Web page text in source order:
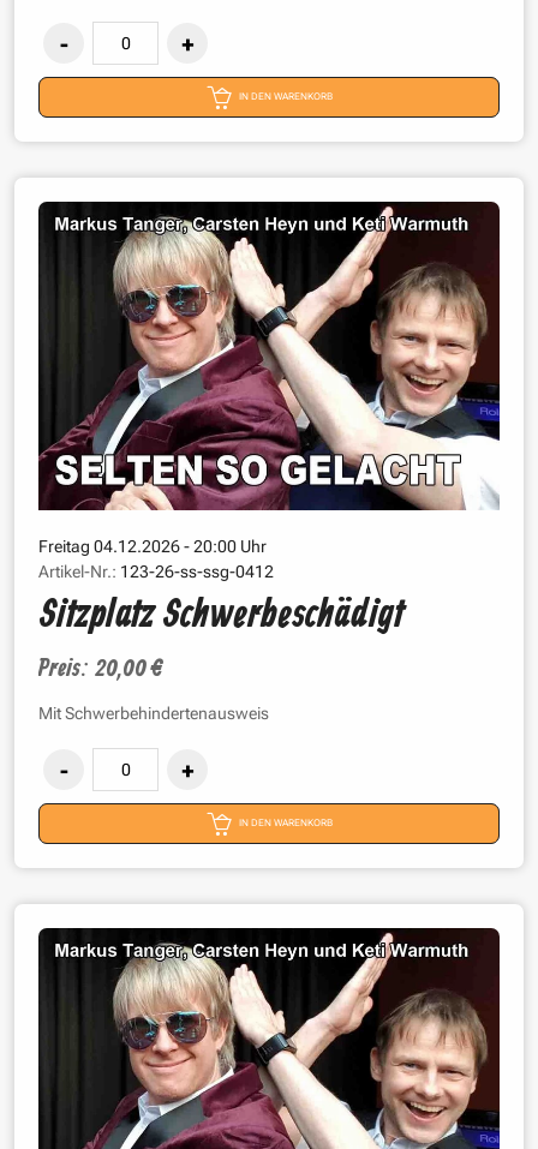
IN DEN WARENKORB
Freitag 04.12.2026 - 20:00 Uhr
Artikel-Nr.: 123-26-ss-ssg-0412
Sitzplatz Schwerbeschädigt
Preis: 20,00 €
Mit Schwerbehindertenausweis
IN DEN WARENKORB